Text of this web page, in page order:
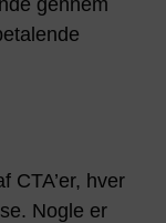
CTA’er, hver
Nogle er